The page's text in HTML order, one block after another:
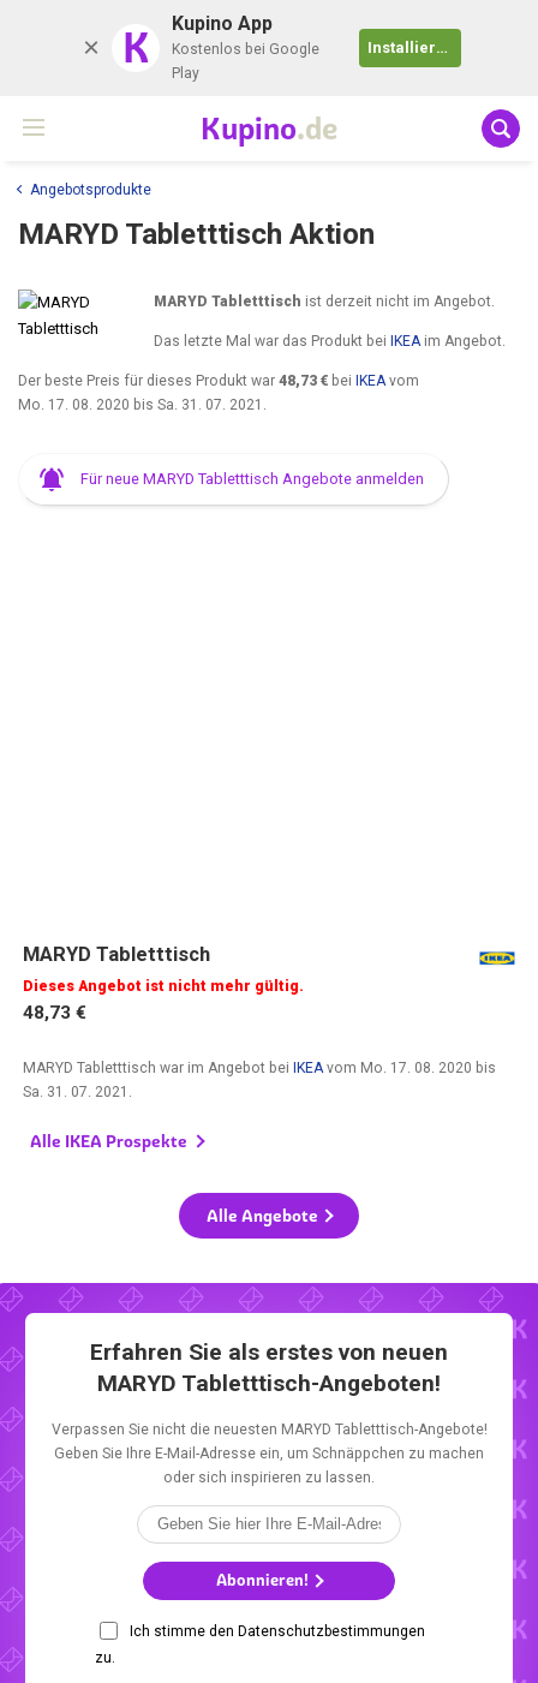
K Kupino App
Kostenlos bei Google
Play
Installieren
Kupino.de
Angebotsprodukte
MARYD Tabletttisch Aktion
MARYD Tabletttisch ist derzeit nicht im Angebot.
Das letzte Mal war das Produkt bei IKEAim Angebot.
Der beste Preis für dieses Produkt war 48,73 € bei IKEA vom
Mo. 17. 08. 2020 bis Sa. 31. 07. 2021
Für neue MARYD Tabletttisch Angebote anmelden
MARYD Tabletttisch
Dieses Angebot ist nicht mehr gültig.
48,73 €
MARYD Tabletttisch war im Angebot beiIKEA vom Mo. 17. 08. 2020 bis
Sa. 31. 07. 2021
Alle IKEA Prospekte
Alle Angebote
Erfahren Sie als erstes von neuen
MARYD Tabletttisch-Angeboten!
Verpassen Sie nicht die neuesten MARYD Tabletttisch-Angebote!
Geben Sie Ihre E-Mail-Adresse ein, um Schnäppchen zu machen
oder sich inspirieren zu lassen.
Abonnieren!
Ich stimme den Datenschutzbestimmungen
zu.